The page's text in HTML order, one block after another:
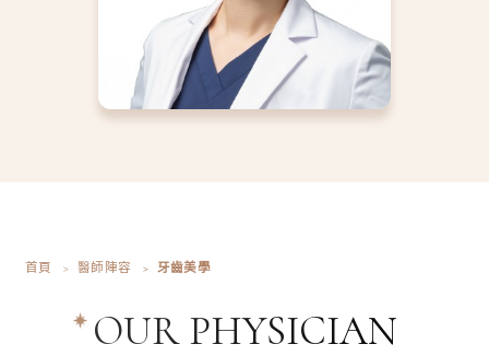
首頁 醫師陣容 牙齒美學
OUR PHYSICIAN